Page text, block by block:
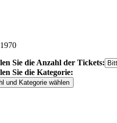
Sie die Anzahl der Tickets:
Sie die Kategorie:
und Kategorie wählen